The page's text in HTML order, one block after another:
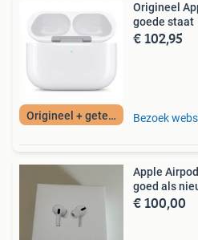
Origineel + getest
Origineel
goede staat
€ 102,95
Bezoek
Apple
goed als
€ 100,00